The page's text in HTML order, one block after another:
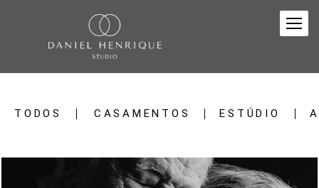
TODOS CASAMENTOS ESTÚDIO